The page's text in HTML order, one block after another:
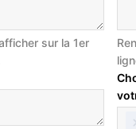
sur la 1er